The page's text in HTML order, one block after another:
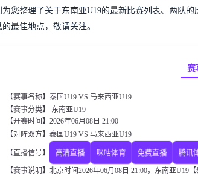
为您整理了关于东南亚U19的最新比赛列表、两队
的最佳地点，敬请关注。
赛
【赛事名称】泰国U19 VS 马来西亚U19
【赛事分类】 东南亚U19
【开赛时间】2026年06月08日 21:00
【对阵双方】泰国U19 VS 马来西亚U19
【直播信号】 高清直播 咪咕体育 免费直播 腾讯
【赛事说明】北京时间2026年06月08日 21:00，东南亚